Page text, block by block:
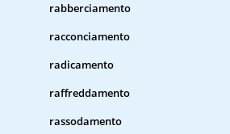
rabberciamento
racconciamento
radicamento
raffreddamento
rassodamento